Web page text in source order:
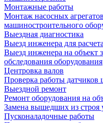
Монтажные работы
Монтаж насосных
машиностроительного
Выездная диагностика
Выезд инженера для
Выезд инженера на объект
обследования оборудования
Центровка валов
Проверка работы датчиков
Выездной ремонт
Ремонт оборудования на
Замена вышедших из строя
Пусконаладочные работы